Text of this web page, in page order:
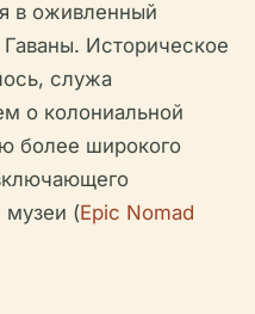
в оживленный
Историческое
служа
о колониальной
более широкого
музеи (Epic Nomad